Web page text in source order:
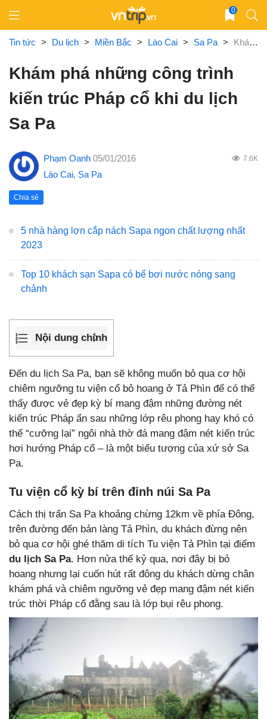
content
0
Tin tức > Du lịch > Miền Bắc > Lào Cai > Sa Pa > Khám phá những công trình kiến trúc Pháp cổ khi du lịch Sa Pa
Khám phá những công trình
kiến trúc Pháp cổ khi du lịch
Sa Pa
Phạm Oanh 05/01/2016 7.6K
Lào Cai, Sa Pa
Chia sẻ
5 nhà hàng lợn cắp nách Sapa ngon chất lượng nhất
2023
Top 10 khách sạn Sapa có bể bơi nước nóng sang
chảnh
Nội dung chính
Đến du lịch Sa Pa, bạn sẽ không muốn bỏ qua cơ hội
chiêm ngưỡng tu viện cổ bỏ hoang ở Tả Phìn để có thể
thấy được vẻ đẹp kỳ bí mang đậm những đường nét
kiến trúc Pháp ẩn sau những lớp rêu phong hay khó có
thể “cưỡng lại” ngôi nhà thờ đá mang đậm nét kiến trúc
hơi hướng Pháp cổ – là một biểu tượng của xứ sở Sa
Pa.
Tu viện cổ kỳ bí trên đỉnh núi Sa Pa
Cách thị trấn Sa Pa khoảng chừng 12km về phía Đông,
trên đường đến bản làng Tả Phìn, du khách đừng nên
bỏ qua cơ hội ghé thăm di tích Tu viện Tả Phìn tại điểm
du lịch Sa Pa. Hơn nửa thế kỷ qua, nơi đây bị bỏ
hoang nhưng lại cuốn hút rất đông du khách dừng chân
khám phá và chiêm ngưỡng vẻ đẹp mang đậm nét kiến
trúc thời Pháp cổ đằng sau là lớp bụi rêu phong.